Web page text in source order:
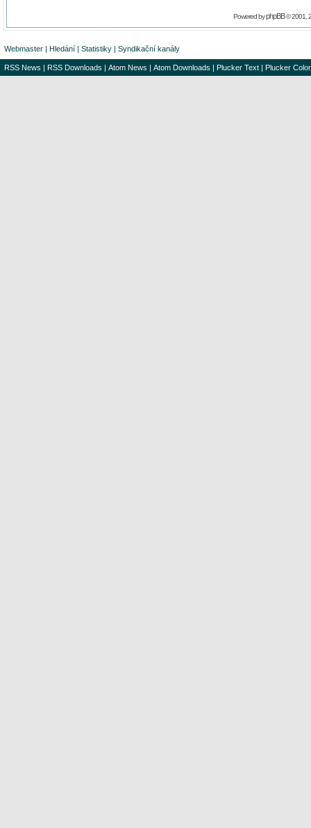
Powered byphpBB© 2001,
Webmaster | Hledání | Statistiky | Syndikační kanály
RSS News | RSS Downloads | Atom News | Atom Downloads | Plucker Text | Plucker Color